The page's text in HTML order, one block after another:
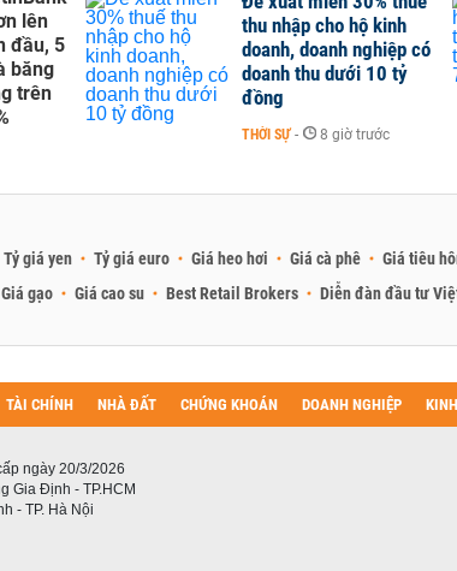
lên
đầu, 5
băng
trên
thu nhập cho hộ kinh
doanh, doanh nghiệp có
doanh thu dưới 10 tỷ
đồng
THỜI SỰ - 8 giờ trước
Tỷ giá yen Tỷ giá euro Giá heo hơi Giá cà phê Giá tiêu
Giá gạo Giá cao su Best Retail Brokers Diễn đàn đầu tư
TÀI CHÍNH NHÀ ĐẤT CHỨNG KHOÁN DOANH NGHIỆP
ngày 20/3/2026
Gia Định - TP.HCM
- TP. Hà Nội